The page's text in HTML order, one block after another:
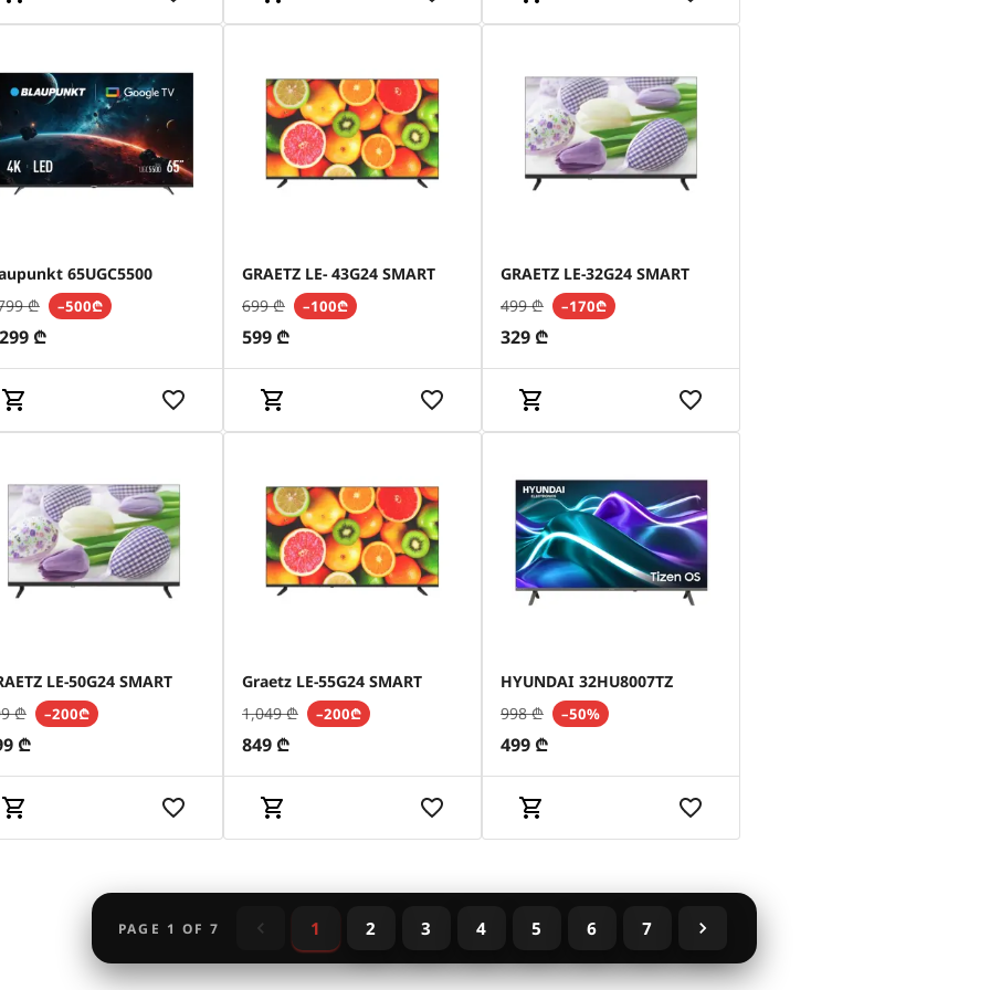
65UGC5500
₾ –500₾
₾
GRAETZ LE- 43G24 SMART
699₾ –100₾
599 ₾
GRAETZ LE-32G24 SMART
499₾ –170₾
329 ₾
LE-50G24 SMART
₾ –200₾
₾
Graetz LE-55G24 SMART
1,049₾ –200₾
849 ₾
HYUNDAI 32HU8007TZ
998₾ –50%
499 ₾
PAGE 1 OF 7 1 2 3 4 5 6 7